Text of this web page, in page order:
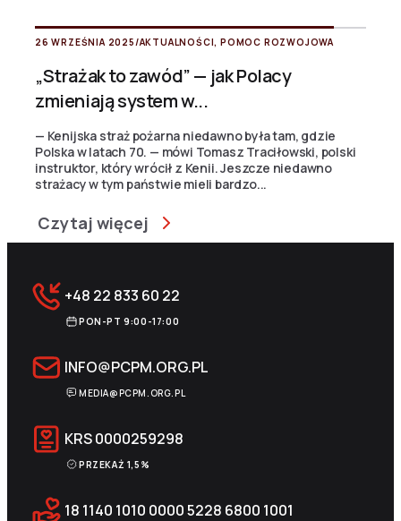
26 WRZEŚNIA 2025 /AKTUALNOŚCI,POMOC ROZWOJOWA
„Strażak to zawód” — jak Polacy
zmieniają system w...
— Kenijska straż pożarna niedawno była tam, gdzie
Polska w latach 70. — mówi Tomasz Traciłowski, polski
instruktor, który wrócił z Kenii. Jeszcze niedawno
strażacy w tym państwie mieli bardzo...
Czytaj więcej
+48 22 833 60 22
PON-PT 9:00-17:00
INFO@PCPM.ORG.PL
MEDIA@PCPM.ORG.PL
KRS0000259298
PRZEKAŻ 1,5%
18 1140 1010 0000 5228 6800 1001